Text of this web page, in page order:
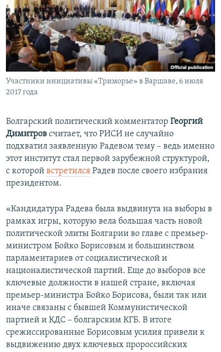
Участники инициативы «Триморье» в Варшаве, 6 июля
2017 года
Болгарский политический комментатор Георгий
Димитров считает, что РИСИ не случайно
подхватил заявленную Радевом тему – ведь именно
этот институт стал первой зарубежной структурой,
с которой ​ встретился Радев после своего избрания
президентом.
«Кандидатура Радева была выдвинута на выборы в
рамках игры, которую вела большая часть новой
политической элиты Болгарии во главе с премьер-
министром Бойко Борисовым и большинством
парламентариев от социалистической и
националистической партий. Еще до выборов все
ключевые должности в нашей стране, включая
премьер-министра Бойко Борисова, были так или
иначе связаны с бывшей Коммунистической
партией и КДС – болгарским КГБ. В итоге
срежиссированные Борисовым усилия привели к
выдвижению двух ключевых пророссийских